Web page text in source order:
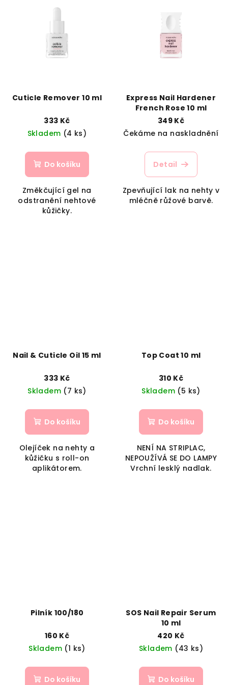
Cuticle Remover 10 ml
333 Kč
Skladem (4 ks)
Do košíku
Změkčující gel na
odstranění nehtové
kůžičky.
Express Nail Hardener
French Rose 10 ml
349 Kč
Čekáme na naskladnění
Detail
Zpevňující lak na nehty v
mléčně růžové barvě.
Nail & Cuticle Oil 15 ml
333 Kč
Skladem (7 ks)
Do košíku
Olejíček na nehty a
kůžičku s roll-on
aplikátorem.
Top Coat 10 ml
310 Kč
Skladem (5 ks)
Do košíku
NENÍ NA STRIPLAC,
NEPOUŽÍVÁ SE DO LAMPY
Vrchní lesklý nadlak.
Pilník 100/180
160 Kč
Skladem (1 ks)
Do košíku
SOS Nail Repair Serum
10 ml
420 Kč
Skladem (43 ks)
Do košíku